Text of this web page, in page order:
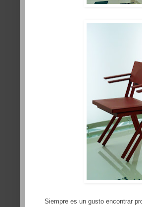
Siempre es un gusto encontrar